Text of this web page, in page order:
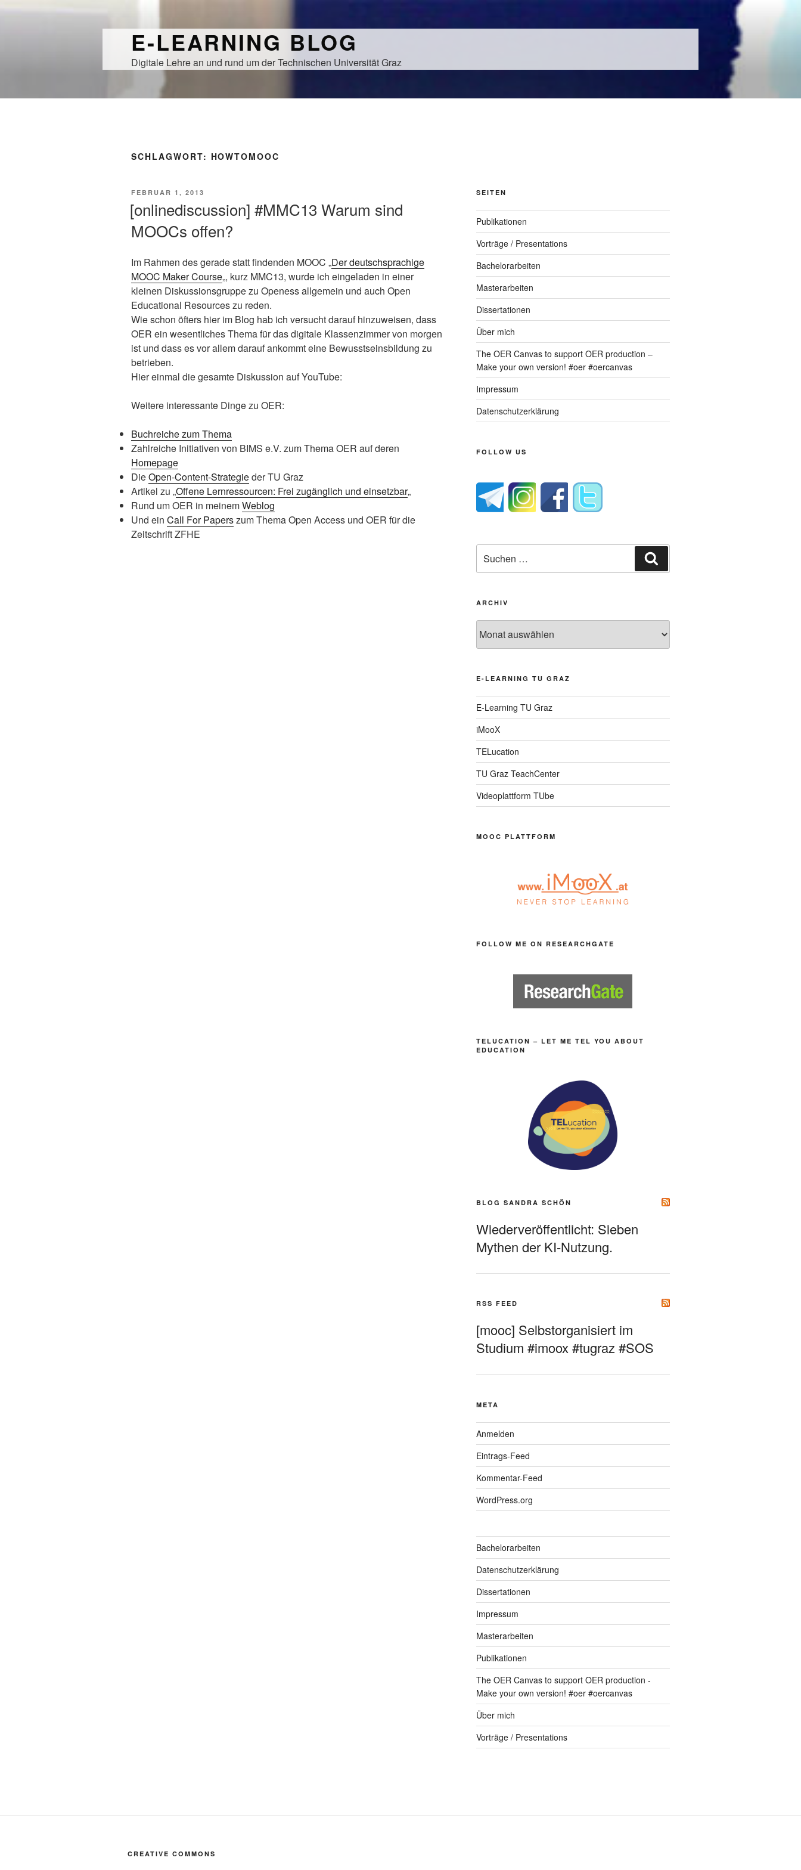
E-LEARNING BLOG
Digitale Lehre an und rund um der Technischen Universität Graz
SCHLAGWORT: HOWTOMOOC
VERÖFFENTLICHT
FEBRUAR 1, 2013
[onlinediscussion] #MMC13 Warum sind
MOOCs offen?
Im Rahmen des gerade statt findenden MOOC „Der deutschsprachige
MOOC Maker Course„, kurz MMC13, wurde ich eingeladen in einer
kleinen Diskussionsgruppe zu Openess allgemein und auch Open
Educational Resources zu reden.
Wie schon öfters hier im Blog hab ich versucht darauf hinzuweisen, dass
OER ein wesentliches Thema für das digitale Klassenzimmer von morgen
ist und dass es vor allem darauf ankommt eine Bewusstseinsbildung zu
betrieben.
Hier einmal die gesamte Diskussion auf YouTube:
Weitere interessante Dinge zu OER:
Buchreiche zum Thema
Zahlreiche Initiativen von BIMS e.V. zum Thema OER auf deren
Homepage
DieOpen-Content-Strategieder TU Graz
Artikel zu „Offene Lernressourcen: Frei zugänglich und einsetzbar„
Rund um OER in meinemWeblog
Und ein Call For Paperszum Thema Open Access und OER für die
Zeitschrift ZFHE
SEITEN
Publikationen
Vorträge / Presentations
Bachelorarbeiten
Masterarbeiten
Dissertationen
Über mich
The OER Canvas to support OER production –
Make your own version! #oer #oercanvas
Impressum
Datenschutzerklärung
FOLLOW US
nach:
ARCHIV
E-LEARNING TU GRAZ
E-Learning TU Graz
iMooX
TELucation
TU Graz TeachCenter
Videoplattform TUbe
MOOC PLATTFORM
FOLLOW ME ON RESEARCHGATE
TELUCATION – LET ME TEL YOU ABOUT
EDUCATION
BLOG SANDRA SCHÖN
Wiederveröffentlicht: Sieben
Mythen der KI-Nutzung.
RSS FEED
[mooc] Selbstorganisiert im
Studium #imoox #tugraz #SOS
META
Anmelden
Eintrags-Feed
Kommentar-Feed
WordPress.org
Bachelorarbeiten
Datenschutzerklärung
Dissertationen
Impressum
Masterarbeiten
Publikationen
The OER Canvas to support OER production -
Make your own version! #oer #oercanvas
Über mich
Vorträge / Presentations
CREATIVE COMMONS